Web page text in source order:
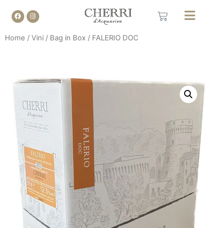
Home / Vini / Bag in Box / FALERIO DOC